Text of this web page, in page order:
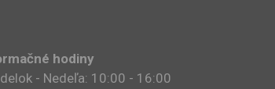
hodiny
- Nedeľa: 10:00 - 16:00